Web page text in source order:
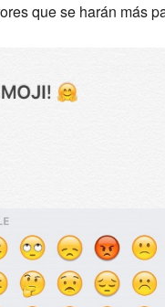
que se harán más